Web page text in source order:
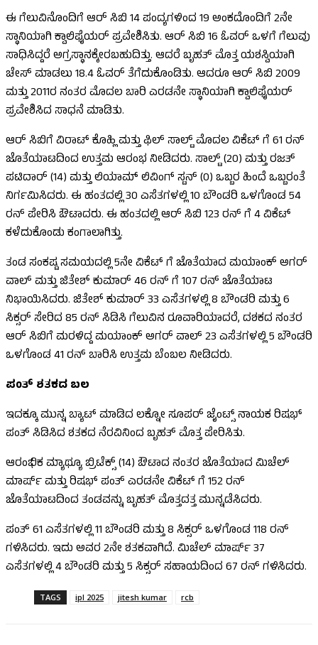
ಈ ಗೆಲುವಿನೊಂದಿಗೆ ಆರ್ ಸಿಬಿ 14 ಪಂದ್ಯಗಳಿಂದ 19 ಅಂಕದೊಂದಿಗೆ 2ನೇ
ಸ್ಥಾನಿಯಾಗಿ ಕ್ವಾಲಿಫೈಯರ್ ಪ್ರವೇಶಿಸಿತು. ಆರ್ ಸಿಬಿ 16 ಓವರ್ ಒಳಗೆ ಗೆಲುವು
ಸಾಧಿಸಿದ್ದರೆ ಅಗ್ರಸ್ಥಾನಕ್ಕೇರಬಹುದಿತ್ತು. ಆದರೆ ಬೃಹತ್ ಮೊತ್ತ ಯಶಸ್ವಿಯಾಗಿ
ಚೇಸ್ ಮಾಡಲು 18.4 ಓವರ್ ತೆಗೆದುಕೊಂಡಿತು. ಆದರೂ ಆರ್ ಸಿಬಿ 2009
ಮತ್ತು 2011ರ ನಂತರ ಮೊದಲ ಬಾರಿ ಎರಡನೇ ಸ್ಥಾನಿಯಾಗಿ ಕ್ವಾಲಿಫೈಯರ್
ಪ್ರವೇಶಿಸಿದ ಸಾಧನೆ ಮಾಡಿತು.
ಆರ್ ಸಿಬಿಗೆ ವಿರಾಟ್ ಕೊಹ್ಲಿ ಮತ್ತು ಫಿಲ್ ಸಾಲ್ಟ್ ಮೊದಲ ವಿಕೆಟ್ ಗೆ 61 ರನ್
ಜೊತೆಯಾಟದಿಂದ ಉತ್ತಮ ಆರಂಭ ನೀಡಿದರು. ಸಾಲ್ಟ್ (20) ಮತ್ತು ರಜತ್
ಪಟಿದಾರ್ (14) ಮತ್ತು ಲಿಯಾಮ್ ಲಿವಿಂಗ್ ಸ್ಟನ್ (0) ಒಬ್ಬರ ಹಿಂದೆ ಒಬ್ಬರಂತೆ
ನಿರ್ಗಮಿಸಿದರು. ಈ ಹಂತದಲ್ಲಿ 30 ಎಸೆತಗಳಲ್ಲಿ 10 ಬೌಂಡರಿ ಒಳಗೊಂಡ 54
ರನ್ ಪೇರಿಸಿ ಔಟಾದರು. ಈ ಹಂತದಲ್ಲಿ ಆರ್ ಸಿಬಿ 123 ರನ್ ಗೆ 4 ವಿಕೆಟ್
ಕಳೆದುಕೊಂಡು ಕಂಗಾಲಾಗಿತ್ತು.
ತಂಡ ಸಂಕಷ್ಟ ಸಮಯದಲ್ಲಿ 5ನೇ ವಿಕೆಟ್ ಗೆ ಜೊತೆಯಾದ ಮಯಾಂಕ್ ಅಗರ್
ವಾಲ್ ಮತ್ತು ಜಿತೇಶ್ ಕುಮಾರ್ 46 ರನ್ ಗೆ 107 ರನ್ ಜೊತೆಯಾಟ
ನಿಭಾಯಿಸಿದರು. ಜಿತೇಶ್ ಕುಮಾರ್ 33 ಎಸೆತಗಳಲ್ಲಿ 8 ಬೌಂಡರಿ ಮತ್ತು 6
ಸಿಕ್ಸರ್ ಸೇರಿದ 85 ರನ್ ಸಿಡಿಸಿ ಗೆಲುವಿನ ರೂವಾರಿಯಾದರೆ, ದಶಕದ ನಂತರ
ಆರ್ ಸಿಬಿಗೆ ಮರಳಿದ್ದ ಮಯಾಂಕ್ ಅಗರ್ ವಾಲ್ 23 ಎಸೆತಗಳಲ್ಲಿ 5 ಬೌಂಡರಿ
ಒಳಗೊಂಡ 41 ರನ್ ಬಾರಿಸಿ ಉತ್ತಮ ಬೆಂಬಲ ನೀಡಿದರು.
ಪಂತ್ ಶತಕದ ಬಲ
ಇದಕ್ಕೂ ಮುನ್ನ ಬ್ಯಾಟ್ ಮಾಡಿದ ಲಕ್ನೋ ಸೂಪರ್ ಜೈಂಟ್ಸ್ ನಾಯಕ ರಿಷಭ್
ಪಂತ್ ಸಿಡಿಸಿದ ಶತಕದ ನೆರವಿನಿಂದ ಬೃಹತ್ ಮೊತ್ತ ಪೇರಿಸಿತು.
ಆರಂಭಿಕ ಮ್ಯಾಥ್ಯೂ ಬ್ರಿಟೆಕ್ಸ್ (14) ಔಟಾದ ನಂತರ ಜೊತೆಯಾದ ಮಿಚೆಲ್
ಮಾರ್ಷ್ ಮತ್ತು ರಿಷಭ್ ಪಂತ್ ಎರಡನೇ ವಿಕೆಟ್ ಗೆ 152 ರನ್
ಜೊತೆಯಾಟದಿಂದ ತಂಡವನ್ನು ಬೃಹತ್ ಮೊತ್ತದತ್ತ ಮುನ್ನಡೆಸಿದರು.
ಪಂತ್ 61 ಎಸೆತಗಳಲ್ಲಿ 11 ಬೌಂಡರಿ ಮತ್ತು 8 ಸಿಕ್ಸರ್ ಒಳಗೊಂಡ 118 ರನ್
ಗಳಿಸಿದರು. ಇದು ಅವರ 2ನೇ ಶತಕವಾಗಿದೆ. ಮಿಚೆಲ್ ಮಾರ್ಷ್ 37
ಎಸೆತಗಳಲ್ಲಿ 4 ಬೌಂಡರಿ ಮತ್ತು 5 ಸಿಕ್ಸರ್ ಸಹಾಯದಿಂದ 67 ರನ್ ಗಳಿಸಿದರು.
TAGS ipl 2025 jitesh kumar rcb